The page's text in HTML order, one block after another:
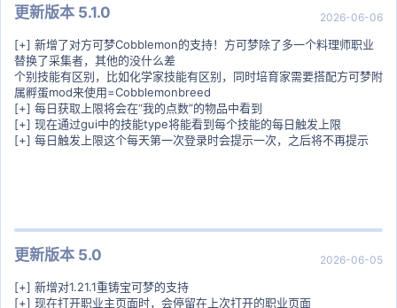
更新版本 5.1.0 2026-06-06
[+] 新增了对方可梦Cobblemon的支持！方可梦除了多一个料理师职业
替换了采集者，其他的没什么差
个别技能有区别，比如化学家技能有区别，同时培育家需要搭配方可梦附
属孵蛋mod来使用=Cobblemonbreed
[+] 每日获取上限将会在“我的点数”的物品中看到
[+] 现在通过gui中的技能type将能看到每个技能的每日触发上限
[+] 每日触发上限这个每天第一次登录时会提示一次，之后将不再提示
更新版本 5.0 2026-06-05
[+] 新增对1.21.1重铸宝可梦的支持
[+] 现在打开职业主页面时，会停留在上次打开的职业页面